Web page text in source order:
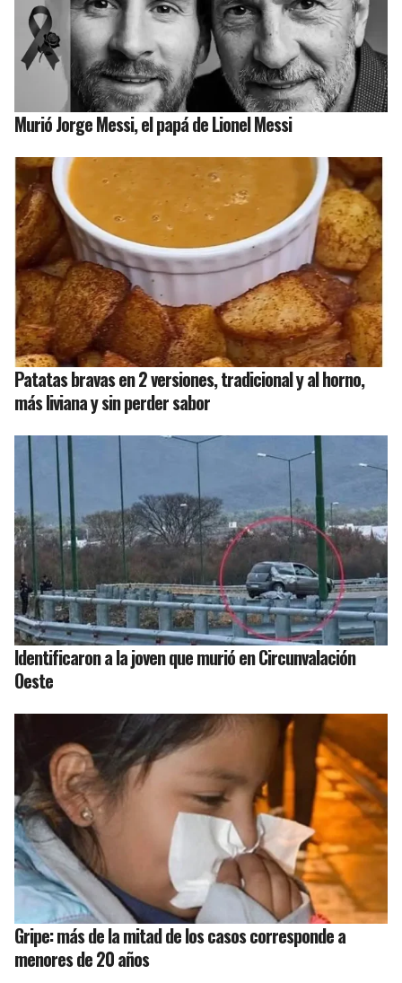
Murió Jorge Messi, el papá de Lionel Messi
Patatas bravas en 2 versiones, tradicional y al horno,
más liviana y sin perder sabor
Identificaron a la joven que murió en Circunvalación
Oeste
Gripe: más de la mitad de los casos corresponde a
menores de 20 años